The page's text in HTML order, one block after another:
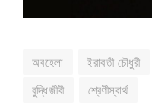
অবহেলা ইরাবতী চৌধুরী
বুদ্ধিজীবী
শ্রেণীস্বার্থ